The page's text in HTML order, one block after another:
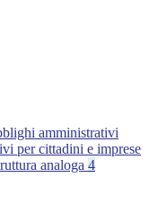
amministrativi
per cittadini e imprese
analoga 4